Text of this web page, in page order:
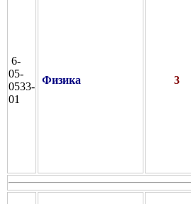
6-
05-
0533-
01
Физика 3